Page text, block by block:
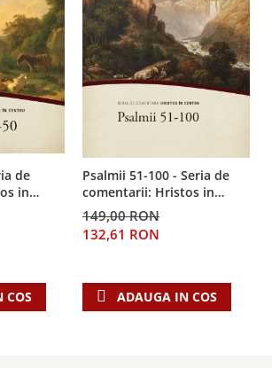
de
in
COS
Psalmii 51-100 - Seria de
comentarii: Hristos in
centru
149,00 RON
132,61 RON
ADAUGA IN COS